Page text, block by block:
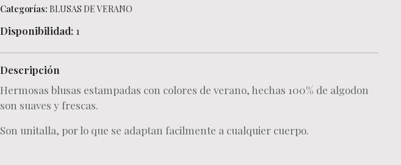
Categorías: BLUSAS DE VERANO
Disponibilidad: 1
Descripción
Hermosas blusas estampadas con colores de verano, hechas 100% de algodon
son suaves y frescas.
Son unitalla, por lo que se adaptan facilmente a cualquier cuerpo.